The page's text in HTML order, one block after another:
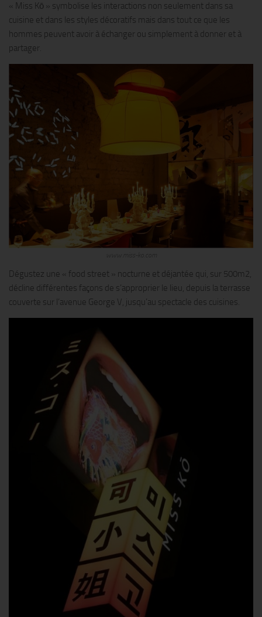
« Miss Kō » symbolise les interactions non seulement dans sa
cuisine et dans les styles décoratifs mais dans tout ce que les
hommes peuvent avoir à échanger ou simplement à donner et à
partager.
Dégustez une « food street » nocturne et déjantée qui, sur 500m2,
décline différentes façons de s’approprier le lieu, depuis la terrasse
couverte sur l’avenue George V, jusqu’au spectacle des cuisines.